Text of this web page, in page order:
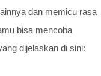
dan memicu rasa
bisa mencoba
dijelaskan di sini: